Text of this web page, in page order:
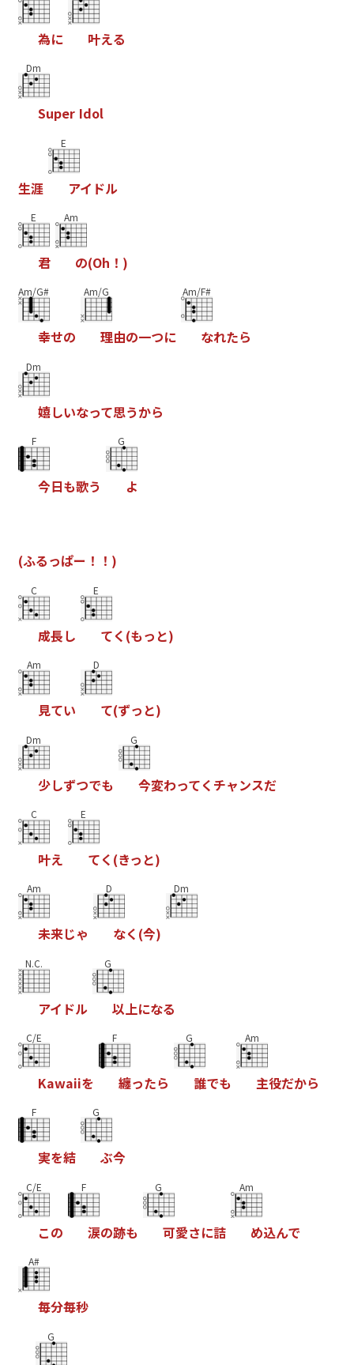
為に 叶える
Dm
Super Idol
生涯
E
アイ ドル
E
君
Am
の(Oh ！ )
Am/G#
幸せの
Am/G
理由の一つに
Am/F#
なれたら
Dm
嬉しいなって思うから
F
今日も歌う
G
よ
(ふるっぱー ！ ！ )
C
成長し
E
てく (もっ と)
Am
見てい
D
て(ずっ と)
Dm
少しずつでも
G
今変わってく チャンスだ
C
叶え
E
てく (きっ と)
Am
未来じゃ
D
なく (今)
Dm
N.C.
アイ ドル
G
以 上になる
C/E
Kawaiiを
F
纏ったら
G
誰でも
Am
主役だから
F
実を結
G
ぶ今
C/E
この
F
涙の跡も
G
可愛さに詰
Am
め込んで
A#
毎分毎秒
G